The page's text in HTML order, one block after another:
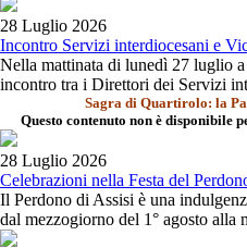
28 Luglio 2026
Incontro Servizi interdiocesani e
Nella mattinata di lunedì 27 luglio
incontro tra i Direttori dei Servizi
Sagra di Quartirolo: la
Questo contenuto non è disponibile
28 Luglio 2026
Celebrazioni nella Festa del
Il Perdono di Assisi è una
dal mezzogiorno del 1° agosto alla